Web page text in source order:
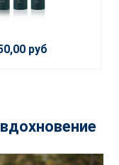
руб